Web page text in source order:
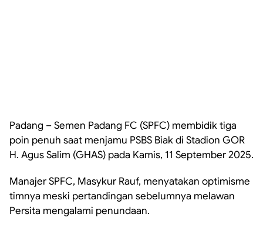
Padang – Semen Padang FC (SPFC) membidik tiga
poin penuh saat menjamu PSBS Biak di Stadion GOR
H. Agus Salim (GHAS) pada Kamis, 11 September 2025.
Manajer SPFC, Masykur Rauf, menyatakan optimisme
timnya meski pertandingan sebelumnya melawan
Persita mengalami penundaan.